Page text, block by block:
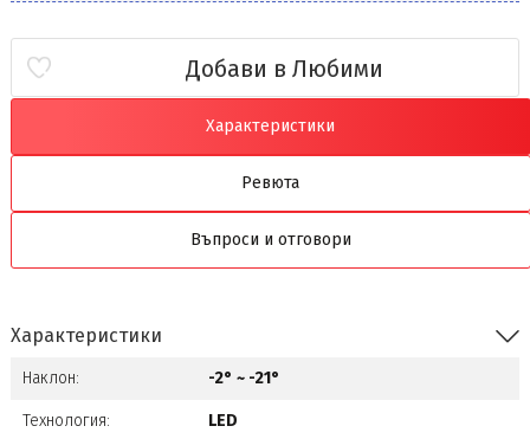
Добави в Любими
Характеристики
Ревюта
Въпроси и отговори
Характеристики
Наклон: -2° ~ -21°
Технология: LED